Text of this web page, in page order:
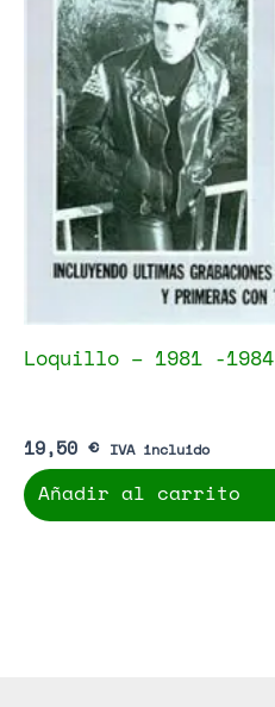
Loquillo – 1981 -1984
19,50 € IVA incluido
Añadir al carrito